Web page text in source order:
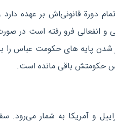
دورة قانونی‌اش بر عهده
و انفعالی فرو رفته است در
پایه های حكومت عباس را
حكومتش باقی مانده است.
و آمریكا به شمار می‌رود.